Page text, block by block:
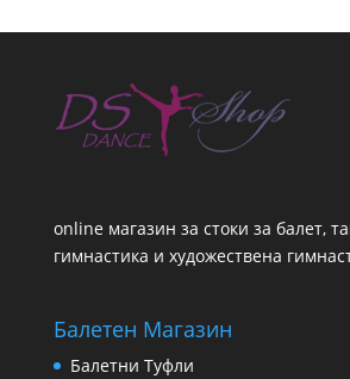
online магазин за стоки за балет,
гимнастика и художествена
Балетен Магазин
Балетни Туфли